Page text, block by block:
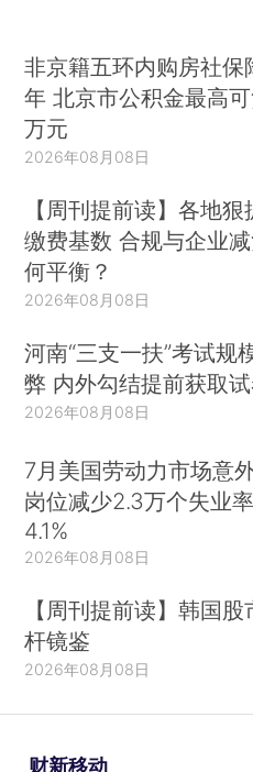
非京籍五环内购房社保
年 北京市公积金最高
万元
2026年08月08日
【周刊提前读】各地狠
缴费基数 合规与企业
何平衡？
2026年08月08日
河南“三支一扶”考试规
弊 内外勾结提前获取
2026年08月08日
7月美国劳动力市场意
岗位减少2.3万个失业
4.1%
2026年08月08日
【周刊提前读】韩国股
杆镜鉴
2026年08月08日
财新移动